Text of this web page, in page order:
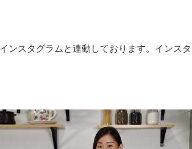
ンスタグラムと連動しております。インス